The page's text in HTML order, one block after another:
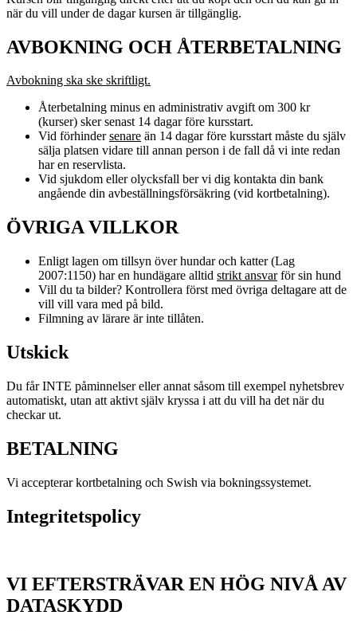
när du vill under de dagar kursen är tillgänglig.
AVBOKNING OCH ÅTERBETALNING
Avbokning ska ske skriftligt.
Återbetalning minus en administrativ avgift om 300 kr
(kurser) sker senast 14 dagar före kursstart.
Vid förhindersenare än 14 dagar före kursstart måste du själv
sälja platsen vidare till annan person i de fall då vi inte redan
har en reservlista.
Vid sjukdom eller olycksfall ber vi dig kontakta din bank
angående din avbeställningsförsäkring (vid kortbetalning).
ÖVRIGA VILLKOR
Enligt lagen om tillsyn över hundar och katter (Lag
2007:1150) har en hundägare alltid strikt ansvarför sin hund
Vill du ta bilder? Kontrollera först med övriga deltagare att de
vill vill vara med på bild.
Filmning av lärare är inte tillåten.
Utskick
Du får INTE påminnelser eller annat såsom till exempel nyhetsbrev
automatiskt, utan att aktivt själv kryssa i att du vill ha det när du
checkar ut.
BETALNING
Vi accepterar kortbetalning och Swish via bokningssystemet.
Integritetspolicy
VI EFTERSTRÄVAR EN HÖG NIVÅ AV
DATASKYDD